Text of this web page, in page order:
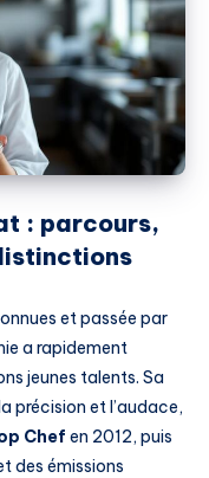
: parcours,
et passée par
a rapidement
jeunes talents. Sa
précision et l’audace,
Chef en 2012, puis
des émissions